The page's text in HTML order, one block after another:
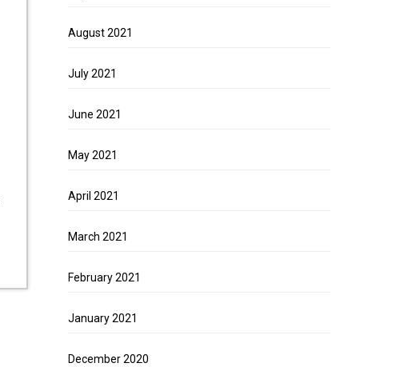
August 2021
July 2021
June 2021
May 2021
April 2021
March 2021
February 2021
January 2021
December 2020